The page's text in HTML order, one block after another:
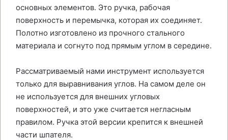
основных элементов. Это ручка, рабочая
поверхность и перемычка, которая их соединяет.
Полотно изготовлено из прочного стального
материала и согнуто под прямым углом в середине.
Рассматриваемый нами инструмент используется
только для выравнивания углов. На самом деле он
не используется для внешних угловых
поверхностей, и это уже считается негласным
правилом. Ручка этой версии крепится к внешней
части шпателя.